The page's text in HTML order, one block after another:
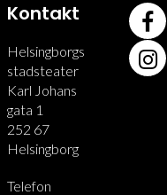
Kontakt
Helsingborgs
stadsteater
Karl Johans
gata 1
252 67
Helsingborg
Telefon